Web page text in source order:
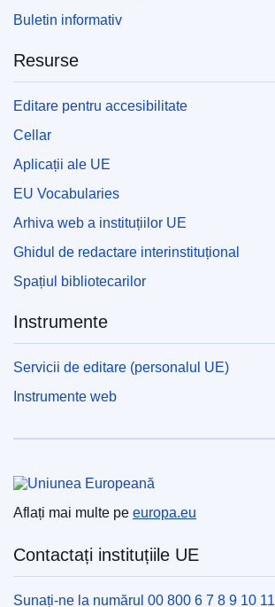
Buletin informativ
Resurse
Editare pentru accesibilitate
Cellar
Aplicații ale UE
EU Vocabularies
Arhiva web a instituțiilor UE
Ghidul de redactare interinstituțional
Spațiul bibliotecarilor
Instrumente
Servicii de editare (personalul UE)
Instrumente web
Aflați mai multe pe europa.eu
Contactați instituțiile UE
Sunați-ne la numărul 00 800 6 7 8 9 10 11